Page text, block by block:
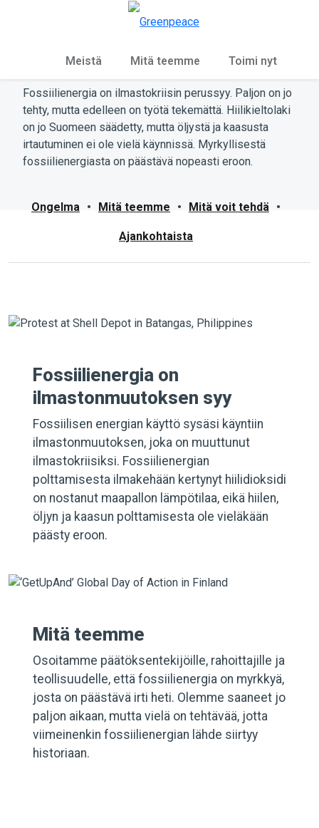
Meistä Mitä teemme Toimi nyt
Fossiilienergia
Fossiilienergia on ilmastokriisin perussyy. Paljon on jo
tehty, mutta edelleen on työtä tekemättä. Hiilikieltolaki
on jo Suomeen säädetty, mutta öljystä ja kaasusta
irtautuminen ei ole vielä käynnissä. Myrkyllisestä
fossiilienergiasta on päästävä nopeasti eroon.
Ongelma • Mitä teemme • Mitä voit tehdä •
Ajankohtaista
Fossiilienergia on
ilmastonmuutoksen syy
Fossiilisen energian käyttö sysäsi käyntiin
ilmastonmuutoksen, joka on muuttunut
ilmastokriisiksi. Fossiilienergian
polttamisesta ilmakehään kertynyt hiilidioksidi
on nostanut maapallon lämpötilaa, eikä hiilen,
öljyn ja kaasun polttamisesta ole vieläkään
päästy eroon.
Mitä teemme
Osoitamme päätöksentekijöille, rahoittajille ja
teollisuudelle, että fossiilienergia on myrkkyä,
josta on päästävä irti heti. Olemme saaneet jo
paljon aikaan, mutta vielä on tehtävää, jotta
viimeinenkin fossiilienergian lähde siirtyy
historiaan.